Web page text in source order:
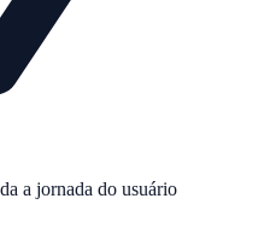
a jornada do usuário